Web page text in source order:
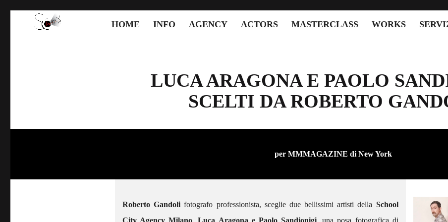
HOME INFO AGENCY ACTORS MASTERCLASS WORKS
LUCA ARAGONA E PAOLO
SCELTI DA ROBERTO
per MMMAGAZINE di New York
Roberto Gandoli fotografo professionista, sceglie due bellissimi artisti della School
SCACTORS – GIORGIA
PROTAGONISTA DEL NUOVO